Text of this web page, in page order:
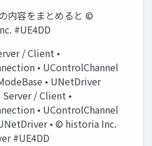
内容をまとめると ©
#UE4DD
/ Client •
• UControlChannel
• UNetDriver
/ Client •
• UControlChannel
• © historia Inc.
#UE4DD